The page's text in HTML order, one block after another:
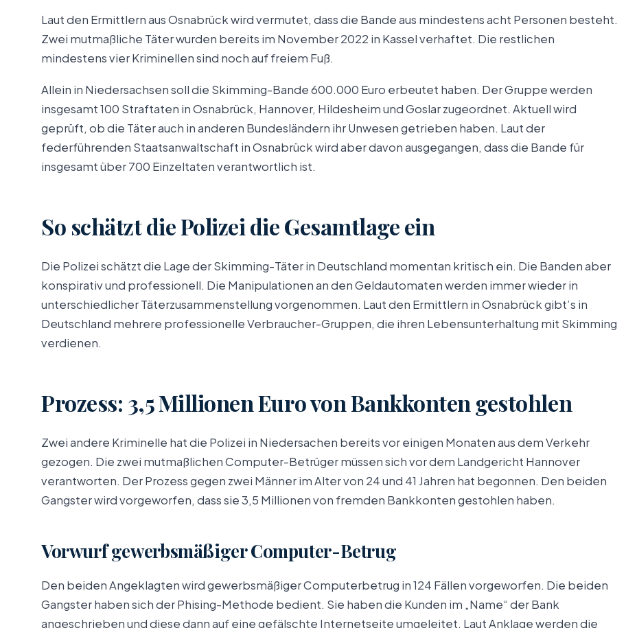
Laut den Ermittlern aus Osnabrück wird vermutet, dass die Bande aus mindestens acht Personen besteht.
Zwei mutmaßliche Täter wurden bereits im November 2022 in Kassel verhaftet. Die restlichen
mindestens vier Kriminellen sind noch auf freiem Fuß.
Allein in Niedersachsen soll die Skimming-Bande 600.000 Euro erbeutet haben. Der Gruppe werden
insgesamt 100 Straftaten in Osnabrück, Hannover, Hildesheim und Goslar zugeordnet. Aktuell wird
geprüft, ob die Täter auch in anderen Bundesländern ihr Unwesen getrieben haben. Laut der
federführenden Staatsanwaltschaft in Osnabrück wird aber davon ausgegangen, dass die Bande für
insgesamt über 700 Einzeltaten verantwortlich ist.
So schätzt die Polizei die Gesamtlage ein
Die Polizei schätzt die Lage der Skimming-Täter in Deutschland momentan kritisch ein. Die Banden aber
konspirativ und professionell. Die Manipulationen an den Geldautomaten werden immer wieder in
unterschiedlicher Täterzusammenstellung vorgenommen. Laut den Ermittlern in Osnabrück gibt’s in
Deutschland mehrere professionelle Verbraucher-Gruppen, die ihren Lebensunterhaltung mit Skimming
verdienen.
Prozess: 3,5 Millionen Euro von Bankkonten gestohlen
Zwei andere Kriminelle hat die Polizei in Niedersachen bereits vor einigen Monaten aus dem Verkehr
gezogen. Die zwei mutmaßlichen Computer-Betrüger müssen sich vor dem Landgericht Hannover
verantworten. Der Prozess gegen zwei Männer im Alter von 24 und 41 Jahren hat begonnen. Den beiden
Gangster wird vorgeworfen, dass sie 3,5 Millionen von fremden Bankkonten gestohlen haben.
Vorwurf gewerbsmäßiger Computer-Betrug
Den beiden Angeklagten wird gewerbsmäßiger Computerbetrug in 124 Fällen vorgeworfen. Die beiden
Gangster haben sich der Phising-Methode bedient. Sie haben die Kunden im „Name“ der Bank
angeschrieben und diese dann auf eine gefälschte Internetseite umgeleitet. Laut Anklage werden die